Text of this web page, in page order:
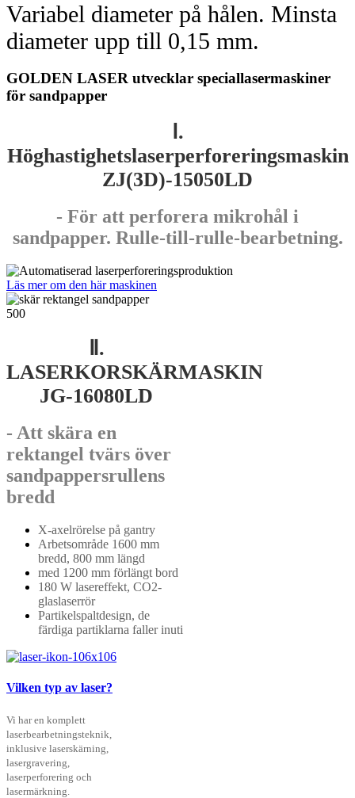
Variabel diameter på hålen. Minsta
diameter upp till 0,15 mm.
GOLDEN LASER utvecklar speciallasermaskiner
för sandpapper
Ⅰ.
Höghastighetslaserperforeringsmaskin
ZJ(3D)-15050LD
- För att perforera mikrohål i
sandpapper. Rulle-till-rulle-bearbetning.
Läs mer om den här maskinen
Ⅱ.
LASERKORSKÄRMASKIN
JG-16080LD
- Att skära en
rektangel tvärs över
sandpappersrullens
bredd
X-axelrörelse på gantry
Arbetsområde 1600 mm
bredd, 800 mm längd
med 1200 mm förlängt bord
180 W lasereffekt, CO2-
glaslaserrör
Partikelspaltdesign, de
färdiga partiklarna faller inuti
Vilken typ av laser?
Vi har en komplett
laserbearbetningsteknik,
inklusive laserskärning,
lasergravering,
laserperforering och
lasermärkning.